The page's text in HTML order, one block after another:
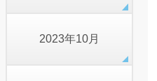
2023年10月